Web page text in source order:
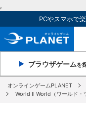
,
PCやスマホで
ブラウザゲームを
オンラインゲームPLANET
World II World（ワールド・